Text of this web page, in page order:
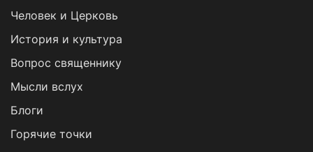
Человек и Церковь
История и культура
Вопрос священнику
Мысли вслух
Блоги
Горячие точки